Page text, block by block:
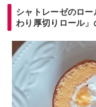
シャトレーゼのロ
わり厚切りロール